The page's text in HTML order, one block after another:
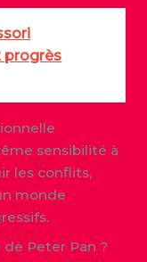
progrès
sensibilité à
les conflits,
monde
Peter Pan ?